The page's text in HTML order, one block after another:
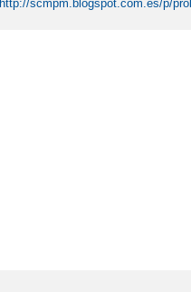
http://scmpm.blogspot.com.es/p/